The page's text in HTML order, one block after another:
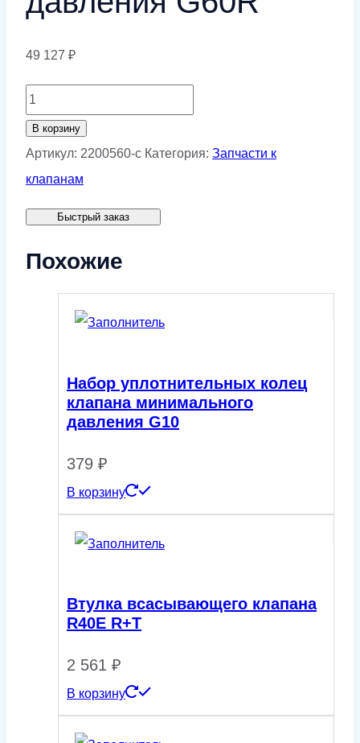
49 127 ₽
Количество
товара
Клапанный
элемент
минимального
давления
В корзину
Артикул: 2200560-c Категория: Запчасти к
клапанам
Быстрый заказ
Похожие
Набор уплотнительных колец
клапана минимального
давления G10
379 ₽
В корзину
Втулка всасывающего клапана
R40E R+T
2 561 ₽
В корзину